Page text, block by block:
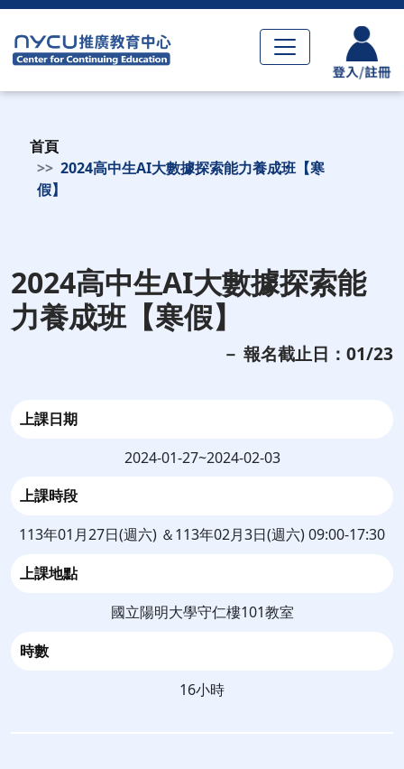
首頁
2024高中生AI大數據探索能力養成班【寒
假】
2024高中生AI大數據探索能
力養成班【寒假】
－ 報名截止日：01/23
上課日期
2024-01-27~2024-02-03
上課時段
113年01月27日(週六) ＆113年02月3日(週六) 09:00-17:30
上課地點
國立陽明大學守仁樓101教室
時數
16小時